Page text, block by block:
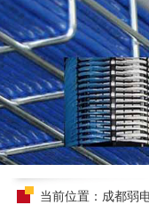
当前位置： 成都弱